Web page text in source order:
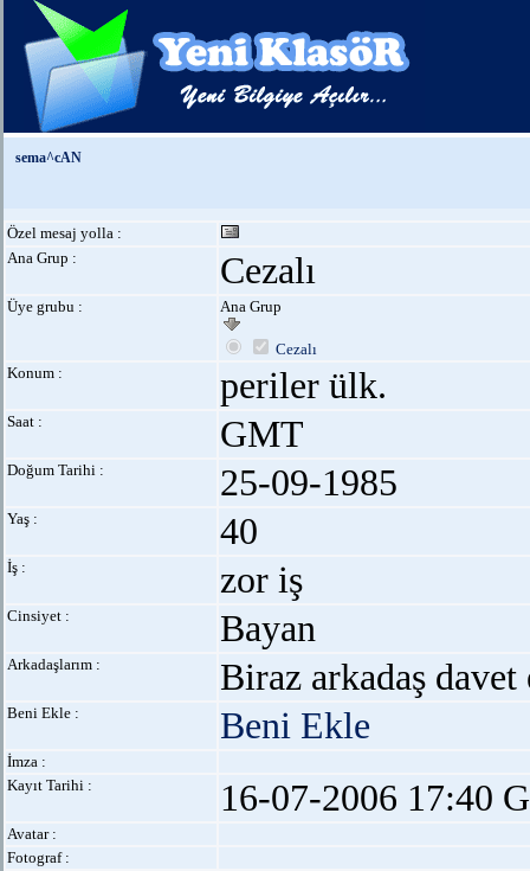
sema^cAN
Özel mesaj yolla :
Ana Grup :
Cezalı
Üye grubu : Ana Grup
Cezalı
Konum :
periler ülk.
Saat : GMT
Doğum Tarihi : 25-09-1985
Yaş : 40
İş : zor iş
Cinsiyet : Bayan
Arkadaşlarım : Biraz arkadaş davet
Beni Ekle : Beni Ekle
İmza :
Kayıt Tarihi :
16-07-2006 17:40
Avatar :
Fotograf :